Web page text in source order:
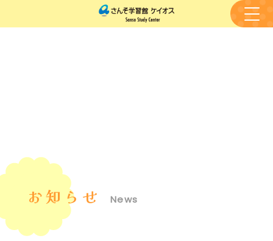
お知らせ News